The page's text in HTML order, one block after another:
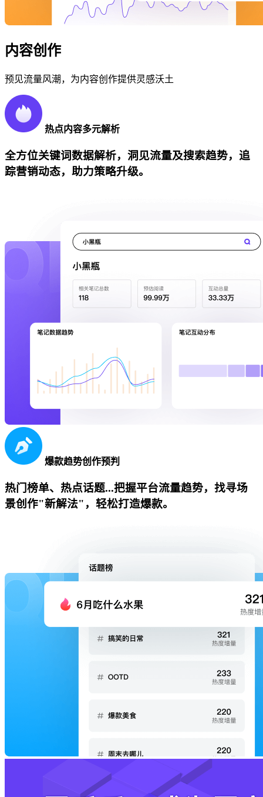
内容创作
预见流量风潮，为内容创作提供灵感沃土
热点内容多元解析
全方位关键词数据解析，洞见流量及搜索趋势，追
踪营销动态，助力策略升级。
爆款趋势创作预判
热门榜单、热点话题...把握平台流量趋势，找寻场
景创作"新解法"，轻松打造爆款。